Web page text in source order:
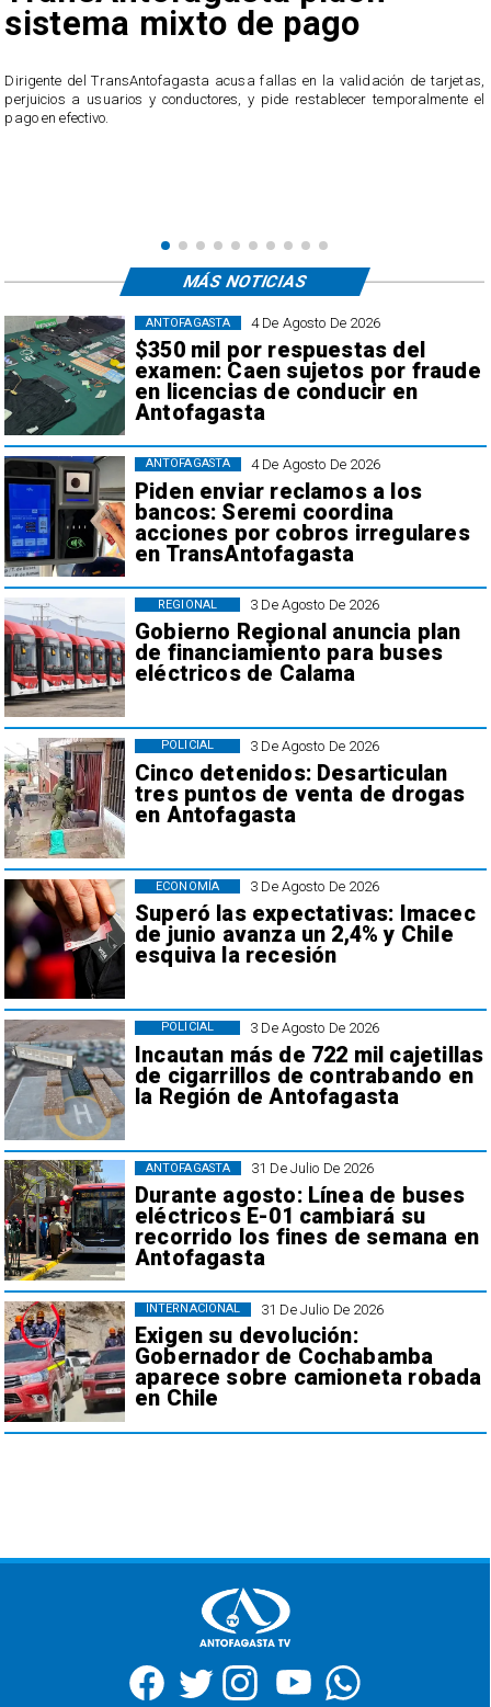
sistema mixto de pago
​Dirigente del TransAntofagasta acusa fallas en la validación de tarjetas,
perjuicios a usuarios y conductores, y pide restablecer temporalmente el
pago en efectivo.
4 De Agosto De 2026
$350 mil por respuestas del
examen: Caen sujetos por fraude
en licencias de conducir en
Antofagasta
ANTOFAGASTA
4 De Agosto De 2026
Piden enviar reclamos a los
bancos: Seremi coordina
acciones por cobros irregulares
en TransAntofagasta
ANTOFAGASTA
3 De Agosto De 2026
Gobierno Regional anuncia plan
de financiamiento para buses
eléctricos de Calama
REGIONAL
3 De Agosto De 2026
Cinco detenidos: Desarticulan
tres puntos de venta de drogas
en Antofagasta
POLICIAL
3 De Agosto De 2026
Superó las expectativas: Imacec
de junio avanza un 2,4% y Chile
esquiva la recesión
ECONOMÍA
3 De Agosto De 2026
Incautan más de 722 mil cajetillas
de cigarrillos de contrabando en
la Región de Antofagasta
POLICIAL
31 De Julio De 2026
Durante agosto: Línea de buses
eléctricos E-01 cambiará su
recorrido los fines de semana en
Antofagasta
ANTOFAGASTA
31 De Julio De 2026
Exigen su devolución:
Gobernador de Cochabamba
aparece sobre camioneta robada
en Chile
INTERNACIONAL
MÁS NOTICIAS